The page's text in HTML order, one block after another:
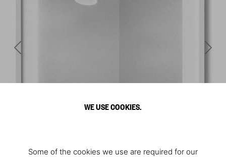
WE USE COOKIES.
Some of the cookies we use are required for our